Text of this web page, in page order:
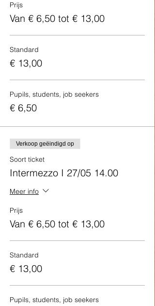
Prijs
Van € 6,50 tot € 13,00
Standard
€ 13,00
Pupils, students, job seekers
€ 6,50
Verkoop geëindigd op
Soort ticket
Intermezzo I 27/05 14.00
Meer info
Prijs
Van € 6,50 tot € 13,00
Standard
€ 13,00
Pupils, students, job seekers